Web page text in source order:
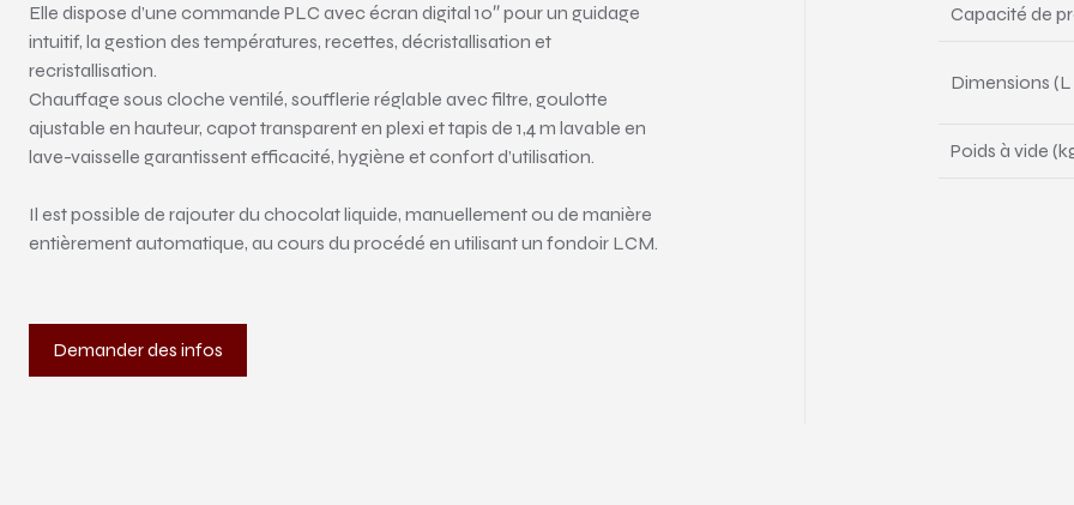
Elle dispose d’une commande PLC avec écran digital 10″ pour un guidage
intuitif, la gestion des températures, recettes, décristallisation et
recristallisation.
Chauffage sous cloche ventilé, soufflerie réglable avec filtre, goulotte
ajustable en hauteur, capot transparent en plexi et tapis de 1,4 m lavable en
lave-vaisselle garantissent efficacité, hygiène et confort d’utilisation.
Il est possible de rajouter du chocolat liquide, manuellement ou de manière
entièrement automatique, au cours du procédé en utilisant un fondoir LCM.
Demander des infos
Capacité de
Dimensions
Poids à vide